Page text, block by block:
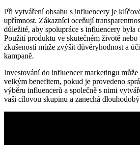
Při vytváření obsahu s influencery je
upřímnost. Zákazníci oceňují
důležité, aby spolupráce s influencery byla
Použití produktu ve skutečném životě nebo
zkušeností může zvýšit důvěryhodnost a
kampaně.
Investování do influencer marketingu
velkým benefitem, pokud je provedeno
výběru influencerů a společně s nimi
vaši cílovou skupinu a zanechá